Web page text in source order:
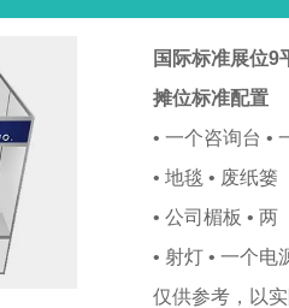
国际标准展位9
摊位标准配置
• 一个咨询台 •
• 地毯 • 废纸篓
• 公司楣板 • 两
• 射灯 • 一个电
仅供参考，以